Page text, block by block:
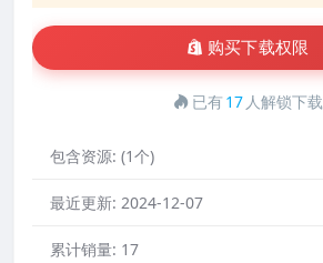
购买下载权限
已有17 人解锁下载
包含资源: (1个)
最近更新: 2024-12-07
累计销量: 17